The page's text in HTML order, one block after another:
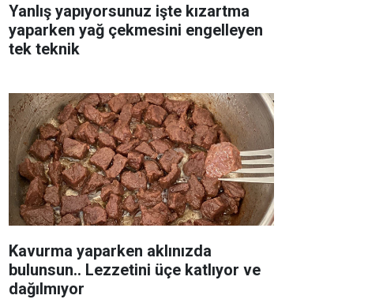
Yanlış yapıyorsunuz işte kızartma
yaparken yağ çekmesini engelleyen
tek teknik
Kavurma yaparken aklınızda
bulunsun.. Lezzetini üçe katlıyor ve
dağılmıyor